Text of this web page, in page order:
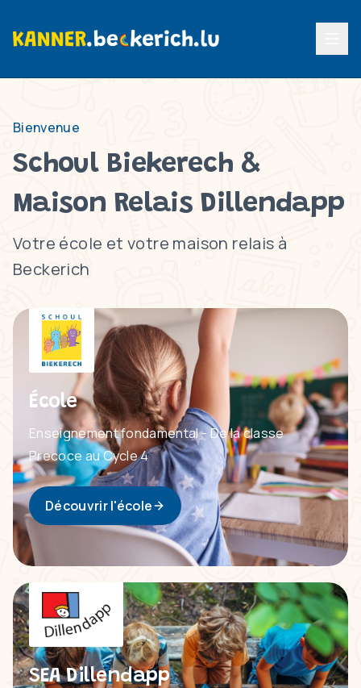
Bienvenue
Schoul Biekerech &
Maison Relais Dillendapp
Votre école et votre maison relais à
Beckerich
École
Enseignement fondamental - De la classe
Precoce au Cycle 4
Découvrir l'école
SEA Dillendapp